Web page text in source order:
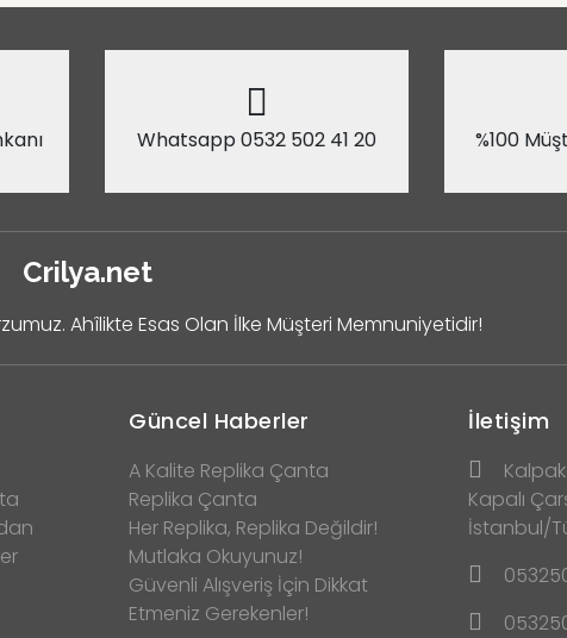
Whatsapp 0532 502 41 20 %100
Crilya.net
Ahîlikte Esas Olan İlke Müşteri Memnuniyetidir!
Güncel Haberler
A Kalite Replika Çanta
Replika Çanta
Her Replika, Replika Değildir!
Mutlaka Okuyunuz!
Güvenli Alışveriş İçin Dikkat
Etmeniz Gerekenler!
İletişim
Kapalı
İstanbul/